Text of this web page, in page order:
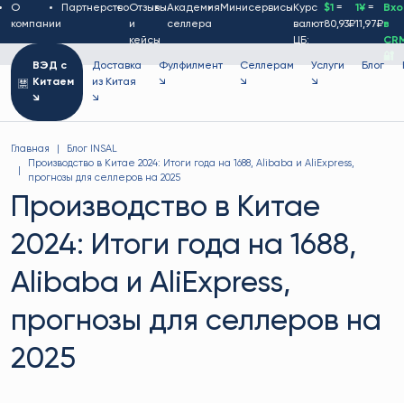
О
компании
ПартнерствоОтзывы
и
кейсы
Академия
селлера
Минисервисы Курс
валют
ЦБ:
$1 =
80,93₽
1¥=
11,97₽в
ВЭД с
Китаем
↘
Доставка
из Китая
↘
Фулфилмент
↘
Селлерам
↘
Услуги
↘
Блог
Главная
Блог INSAL
Производство в Китае 2024: Итоги года на 1688, Alibaba и AliExpress,
прогнозы для селлеров на 2025
Производство в Китае
2024: Итоги года на 1688,
Alibaba и AliExpress,
прогнозы для селлеров на
2025